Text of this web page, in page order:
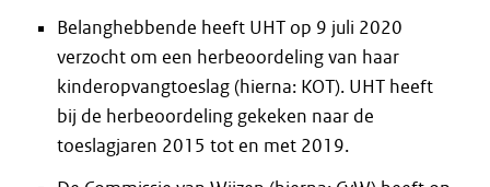
Belanghebbende heeft UHT op 9 juli 2020
verzocht om een herbeoordeling van haar
kinderopvangtoeslag (hierna: KOT). UHT heeft
bij de herbeoordeling gekeken naar de
toeslagjaren 2015 tot en met 2019.